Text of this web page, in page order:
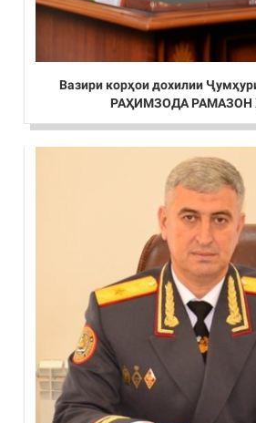
Вазири корҳои дохилии
РАҲИМЗОДА РАМАЗОН